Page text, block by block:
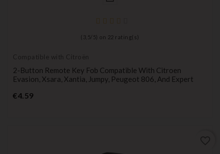
( 3,5/ 5) on 22 rating(s)
Compatible with Citroën
2-Button Remote Key Fob Compatible With Citroen
Evasion, Xsara, Xantia, Jumpy, Peugeot 806, And Expert
€4.59Price